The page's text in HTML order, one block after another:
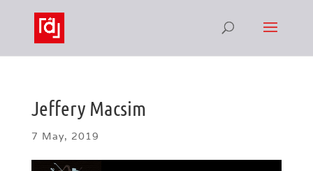
Jeffery Macsim
7 May, 2019